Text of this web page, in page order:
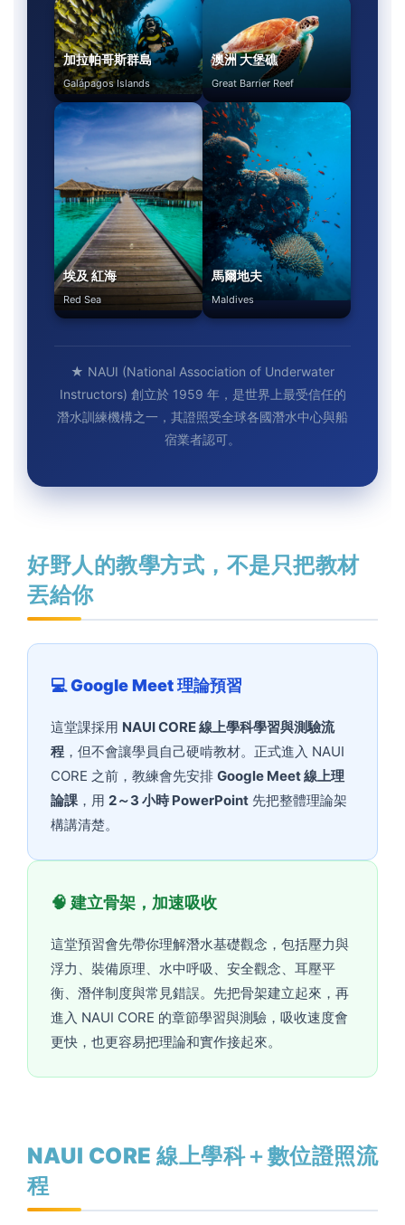
加拉帕哥斯群島
Galápagos Islands
澳洲 大堡礁
Great Barrier Reef
埃及 紅海
Red Sea
馬爾地夫
Maldives
★ NAUI (National Association of Underwater
Instructors) 創立於 1959 年，是世界上最受信任的
潛水訓練機構之一，其證照受全球各國潛水中心與船
宿業者認可。
好野人的教學方式，不是只把教材
丟給你
💻 Google Meet 理論預習
這堂課採用 NAUI CORE 線上學科學習與測驗流
程 ，但不會讓學員自己硬啃教材。正式進入 NAUI
CORE 之前，教練會先安排 Google Meet 線上理
論課 ，用 2～3 小時 PowerPoint 先把整體理論架
構講清楚。
🧠 建立骨架，加速吸收
這堂預習會先帶你理解潛水基礎觀念，包括壓力與
浮力、裝備原理、水中呼吸、安全觀念、耳壓平
衡、潛伴制度與常見錯誤。先把骨架建立起來，再
進入 NAUI CORE 的章節學習與測驗，吸收速度會
更快，也更容易把理論和實作接起來。
NAUI CORE 線上學科＋數位證照流
程